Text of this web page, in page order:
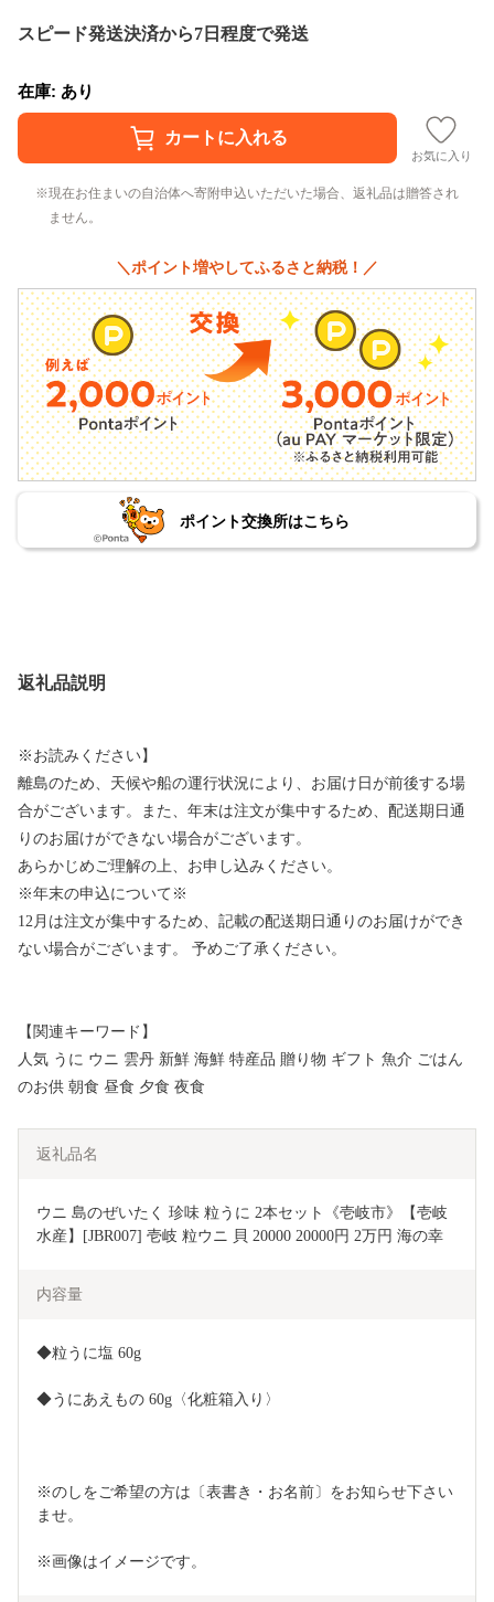
スピード発送決済から7日程度で発送
在庫: あり
お気に入り
現在お住まいの自治体へ寄附申込いただいた場合、返礼品は贈答され
ません。
＼ポイント増やしてふるさと納税！／
ポイント交換所はこちら
返礼品説明
※お読みください】
離島のため、天候や船の運行状況により、お届け日が前後する場
合がございます。また、年末は注文が集中するため、配送期日通
りのお届けができない場合がございます。
あらかじめご理解の上、お申し込みください。
※年末の申込について※
12月は注文が集中するため、記載の配送期日通りのお届けができ
ない場合がございます。 予めご了承ください。
【関連キーワード】
人気 うに ウニ 雲丹 新鮮 海鮮 特産品 贈り物 ギフト 魚介 ごはん
のお供 朝食 昼食 夕食 夜食
返礼品名
ウニ 島のぜいたく 珍味 粒うに 2本セット《壱岐市》【壱岐
水産】[JBR007] 壱岐 粒ウニ 貝 20000 20000円 2万円 海の幸
内容量
◆粒うに塩 60g
◆うにあえもの 60g〈化粧箱入り〉
※のしをご希望の方は〔表書き・お名前〕をお知らせ下さい
ませ。
※画像はイメージです。